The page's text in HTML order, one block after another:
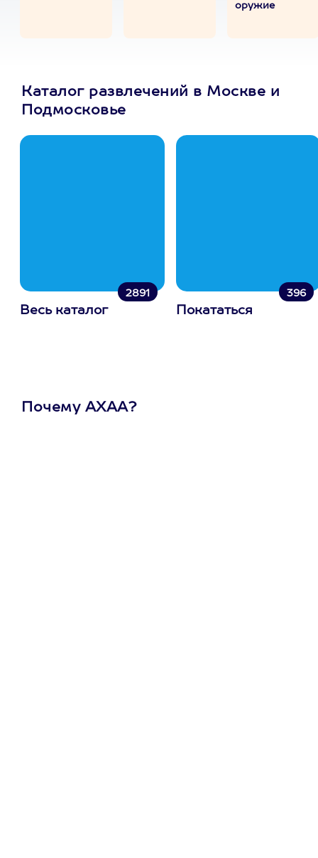
оружие
Каталог развлечений в Москве и
Подмосковье
2891
Весь каталог
396
Покататься
Почему АХАА?